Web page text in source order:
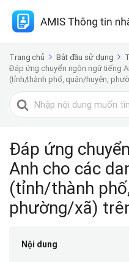
Trang chủ Bắt đầu sử dụng
Đáp ứng chuyển ngôn ngữ tiếng
(tỉnh/thành phố, quận/huyện,
Tìm
kiếm
Đáp ứng
Anh cho các
(tỉnh/thành
phường/xã)
Nội dung